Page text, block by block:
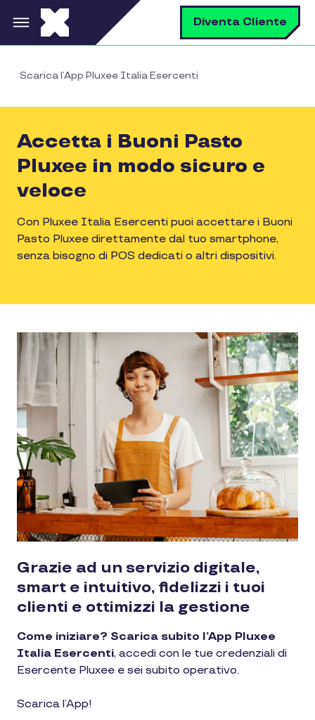
Salta al contenuto principale Diventa Cliente
Scarica l’App Pluxee Italia Esercenti
Accetta i Buoni Pasto
Pluxee in modo sicuro e
veloce
Con Pluxee Italia Esercenti puoi accettare i Buoni
Pasto Pluxee direttamente dal tuo smartphone,
senza bisogno di POS dedicati o altri dispositivi.
Grazie ad un servizio digitale,
smart e intuitivo, fidelizzi i tuoi
clienti e ottimizzi la gestione
Come iniziare? Scarica subito l’App Pluxee
Italia Esercenti, accedi con le tue credenziali di
Esercente Pluxee e sei subito operativo.
Scarica l’App!